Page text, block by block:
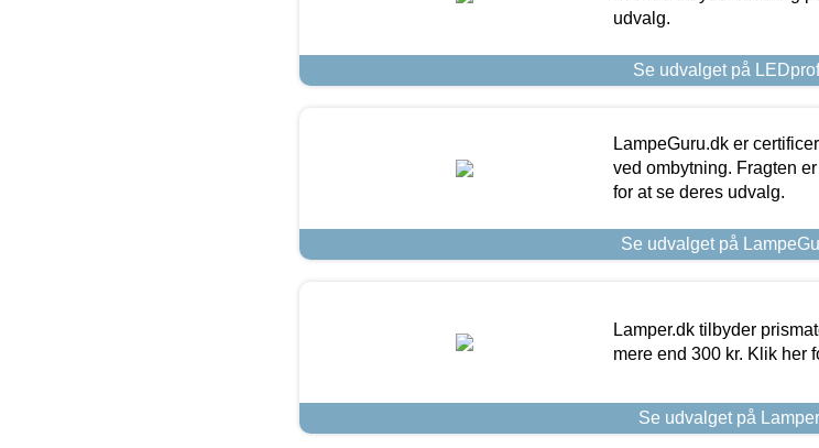
udvalg.
Se udvalget på
LampeGuru.dk er
ved ombytning. Fragten
for at se deres udvalg.
Se udvalget på
Lamper.dk tilbyder
mere end 300 kr. Klik her
Se udvalget på